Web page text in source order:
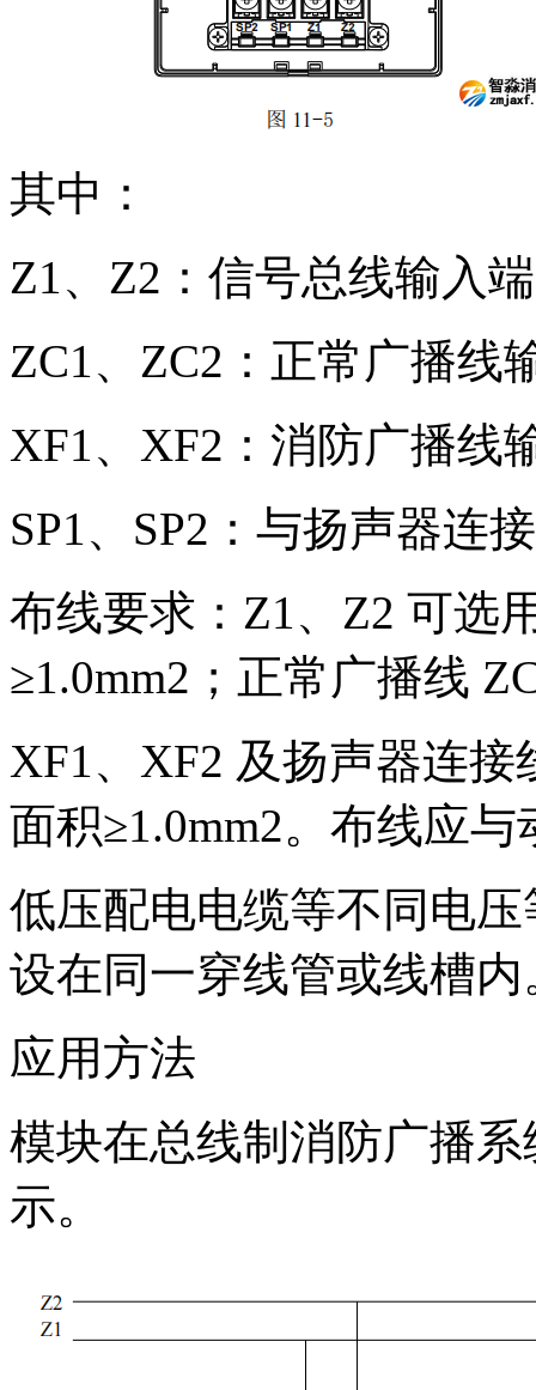
其中：
Z1、Z2：信号总线输入
ZC1、ZC2：正常广播线
XF1、XF2：消防广播线
SP1、SP2：与扬声器连
布线要求：Z1、Z2 可选
≥1.0mm2；正常广播线
XF1、XF2 及扬声器连接
面积≥1.0mm2。布线应
低压配电电缆等不同电
设在同一穿线管或线槽内
应用方法
模块在总线制消防广播
示。